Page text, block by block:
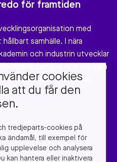
för framtiden
med
samhälle. I nära
och industrin utvecklar
material och cirkulära
nytta för vårt samhälle.
cookies
att du får den
tredjeparts-cookies på
ändamål, till exempel för
upplevelse och analysera
kan hantera eller inaktivera